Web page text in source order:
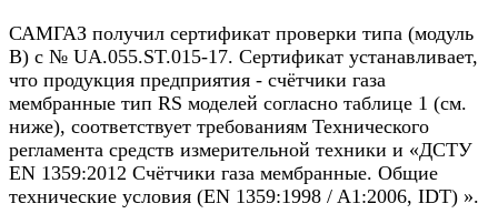
САМГАЗ получил сертификат проверки типа (модуль
B) с № UA.055.ST.015-17. Сертификат устанавливает,
что продукция предприятия - счётчики газа
мембранные тип RS моделей согласно таблице 1 (см.
ниже), соответствует требованиям Технического
регламента средств измерительной техники и «ДСТУ
EN 1359:2012 Счётчики газа мембранные. Общие
технические условия (EN 1359:1998 / A1:2006, IDT) ».